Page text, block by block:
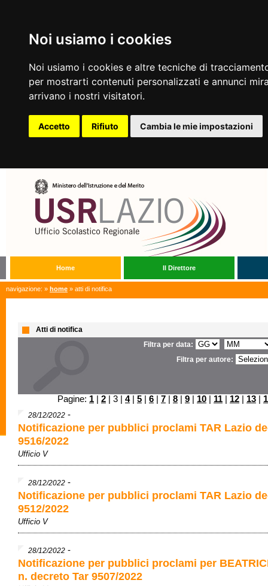
Noi usiamo i cookies
Noi usiamo i cookies e altre tecniche di
per mostrarti contenuti personalizzati e annunci
arrivano i nostri visitatori.
Accetto Rifiuto Cambia le mie impostazioni
Home Il Direttore
navigazione: » home » atti di notifica
Atti di notifica
Filtra per data:
Filtra per autore:
Pagine: 1 2 | 3 | 4| 5 6 7 8 9 10 11 12 13
28/12/2022 -
Notificazione per pubblici proclami TAR Lazio
9516/2022
Ufficio V
28/12/2022 -
Notificazione per pubblici proclami TAR Lazio
9512/2022
Ufficio V
28/12/2022 -
Notificazione per pubblici proclami per
n. decreto Tar 9507/2022